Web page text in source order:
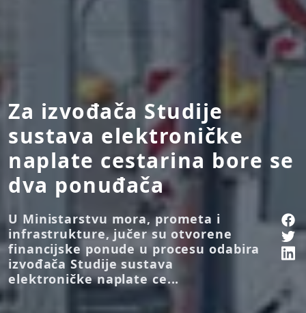
Za izvođača Studije
sustava elektroničke
naplate cestarina bore se
dva ponuđača
U Ministarstvu mora, prometa i
infrastrukture, jučer su otvorene
financijske ponude u procesu odabira
izvođača Studije sustava
elektroničke naplate ce...